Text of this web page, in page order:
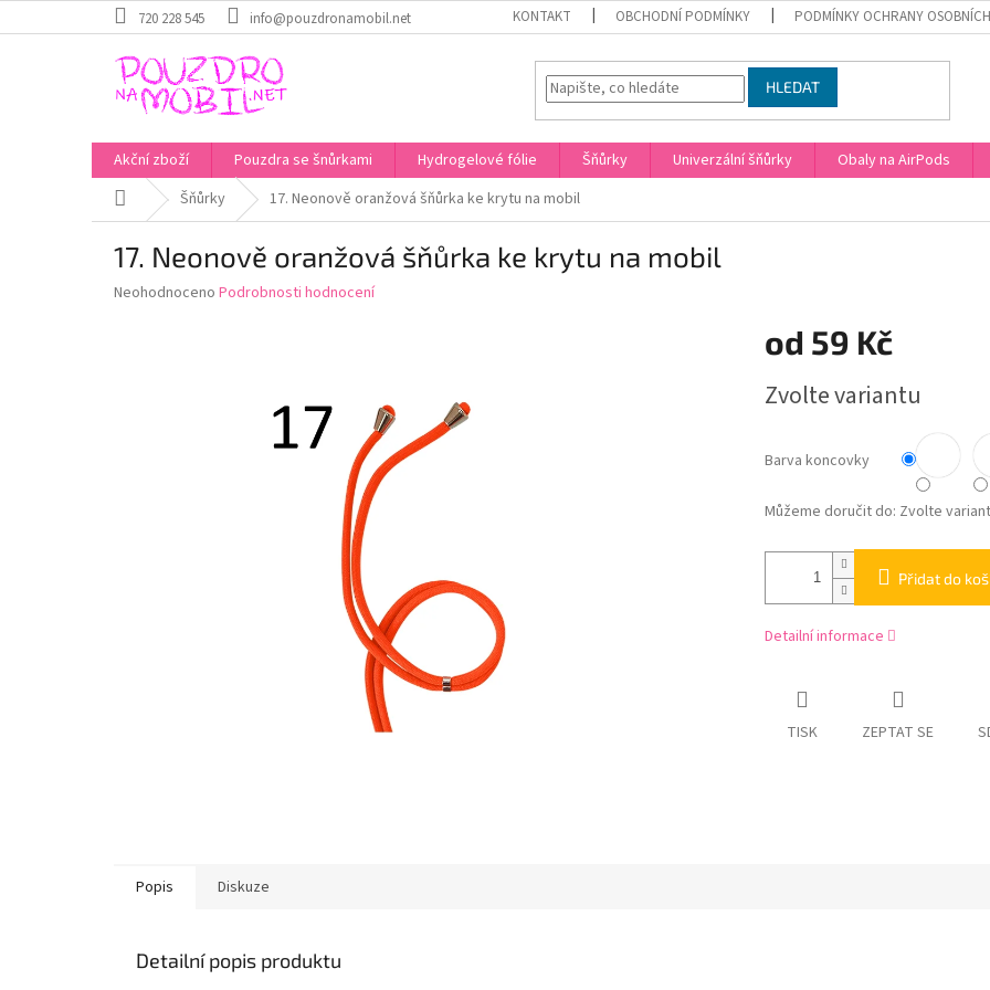
na
720 228 545 info@pouzdronamobil.net KONTAKT OBCHODNÍ PODMÍNKY PODMÍNKY OCHRANY OSOBNÍCH
HLEDAT
Akční zboží Pouzdra se šnůrkami Hydrogelové fólie Šňůrky Univerzální šňůrky Obaly na AirPods
Domů Šňůrky 17. Neonově oranžová šňůrka ke krytu na mobil
17. Neonově oranžová šňůrka ke krytu na mobil
Průměrné
Neohodnoceno Podrobnosti hodnocení
od 59 Kč
cena:
Zvolte variantu
Barva koncovky
Můžeme doručit do: Zvolte
Přidat do
Detailní informace
TISK ZEPTAT SE
Popis Diskuze
Detailní popis produktu